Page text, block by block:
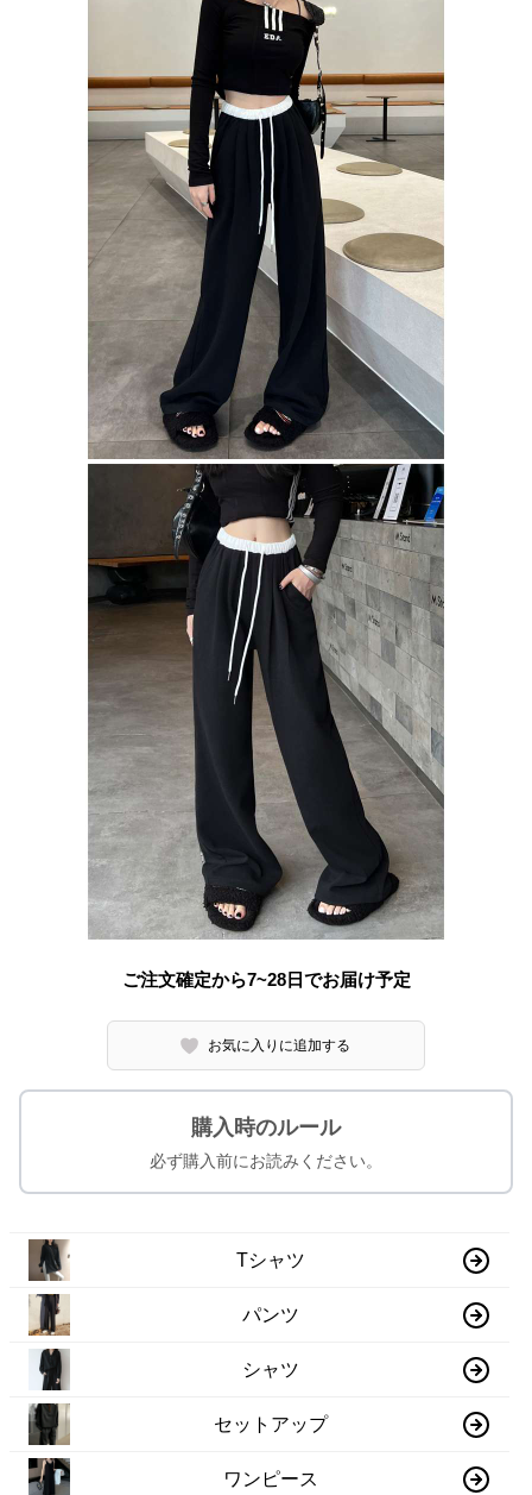
ご注文確定から7~28日でお届け予定
お気に入りに追加する
購入時のルール
必ず購入前にお読みください。
Tシャツ
パンツ
シャツ
セットアップ
ワンピース